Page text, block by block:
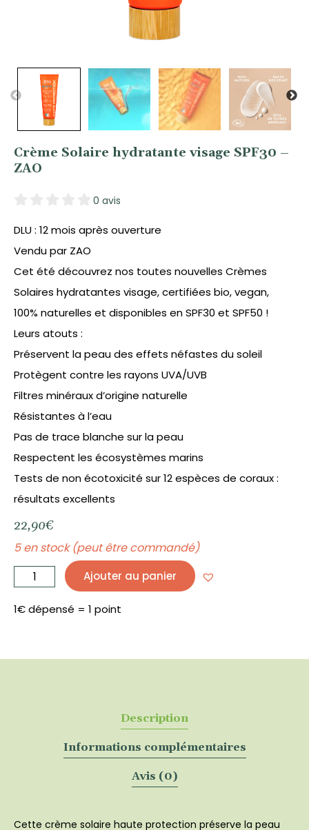
Crème Solaire hydratante visage SPF30 –
ZAO
0 avis
DLU : 12 mois après ouverture
Vendu par ZAO
Cet été découvrez nos toutes nouvelles Crèmes
Solaires hydratantes visage, certifiées bio, vegan,
100% naturelles et disponibles en SPF30 et SPF50 !
Leurs atouts :
Préservent la peau des effets néfastes du soleil
Protègent contre les rayons UVA/UVB
Filtres minéraux d’origine naturelle
Résistantes à l’eau
Pas de trace blanche sur la peau
Respectent les écosystèmes marins
Tests de non écotoxicité sur 12 espèces de coraux :
résultats excellents
22,90€
5 en stock (peut être commandé)
de
Crème
Solaire
hydratante
SPF30
-
Ajouter au panier
1€ dépensé = 1 point
Description
Informations complémentaires
Avis (0)
Cette crème solaire haute protection préserve la peau